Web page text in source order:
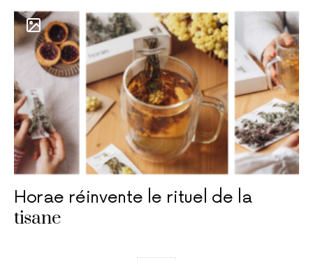
Horae réinvente le rituel de la
tisane